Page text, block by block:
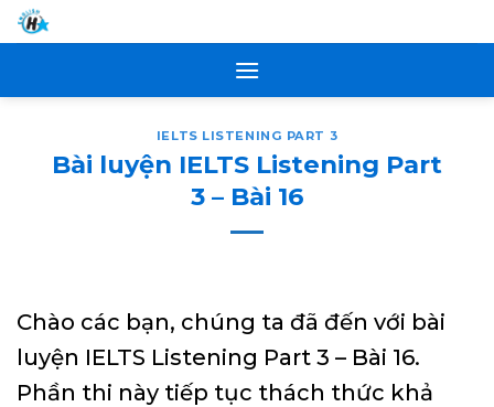
Skip
to
IELTS LISTENING PART 3
Bài luyện IELTS Listening Part
3 – Bài 16
Chào các bạn, chúng ta đã đến với bài
luyện IELTS Listening Part 3 – Bài 16.
Phần thi này tiếp tục thách thức khả